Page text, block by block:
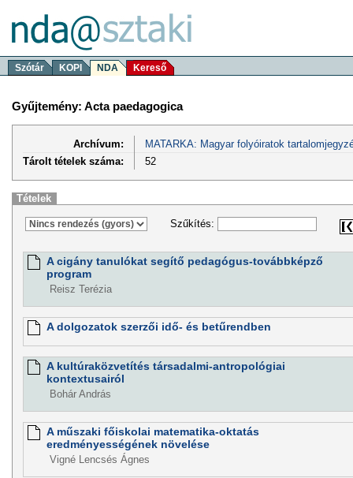
Szótár KOPI NDA Kereső
Gyűjtemény: Acta paedagogica
Archívum:
MATARKA: Magyar folyóiratok
Tárolt tételek száma:
52
Tételek
Szűkítés:
A cigány tanulókat segítő pedagógus-továbbképző
program
Reisz Terézia
A dolgozatok szerzői idő- és betűrendben
A kultúraközvetítés társadalmi-antropológiai
kontextusairól
Bohár András
A műszaki főiskolai matematika-oktatás
eredményességének növelése
Vigné Lencsés Ágnes